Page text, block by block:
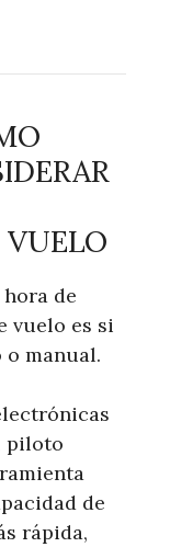
de
vuelo es si
manual.
piloto
de
rápida,